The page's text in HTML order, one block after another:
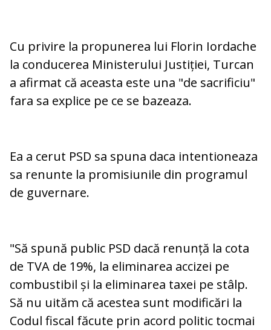
Cu privire la propunerea lui Florin Iordache
la conducerea Ministerului Justiției, Turcan
a afirmat că aceasta este una "de sacrificiu"
fara sa explice pe ce se bazeaza.
Ea a cerut PSD sa spuna daca intentioneaza
sa renunte la promisiunile din programul
de guvernare.
"Să spună public PSD dacă renunță la cota
de TVA de 19%, la eliminarea accizei pe
combustibil și la eliminarea taxei pe stâlp.
Să nu uităm că acestea sunt modificări la
Codul fiscal făcute prin acord politic tocmai